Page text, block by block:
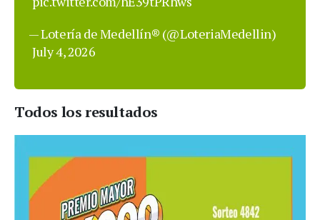
— Lotería de Medellín® (@LoteriaMedellin)
July 4, 2026
Todos los resultados